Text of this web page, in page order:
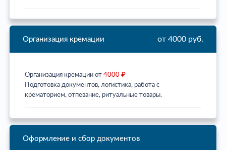
Организация кремации от 4000 руб.
Организация кремации от 4000 ₽
Подготовка документов, логистика, работа с
крематорием, отпевание, ритуальные товары.
Оформление и сбор документов